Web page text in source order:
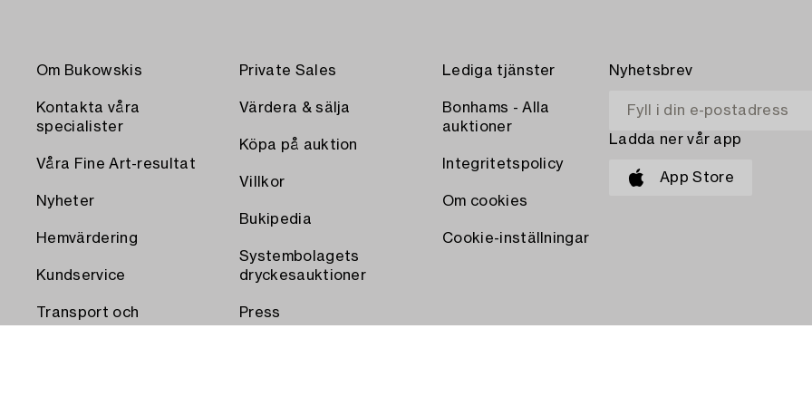
Om Bukowskis
Kontakta våra
specialister
Våra Fine Art-resultat
Nyheter
Hemvärdering
Kundservice
Transport och
Private Sales
Värdera & sälja
Köpa på auktion
Villkor
Bukipedia
Systembolagets
dryckesauktioner
Press
Lediga tjänster
Bonhams - Alla
auktioner
Integritetspolicy
Om cookies
Cookie-inställningar
Nyhetsbrev
Ladda ner vår app
App Store